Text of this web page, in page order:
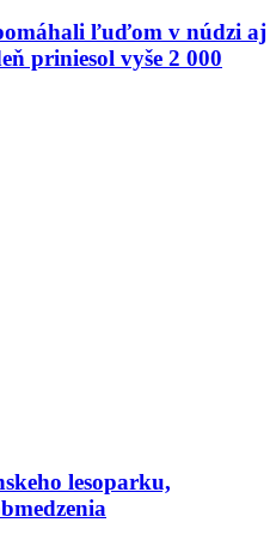
ľuďom v núdzi aj
priniesol vyše 2 000
lesoparku,